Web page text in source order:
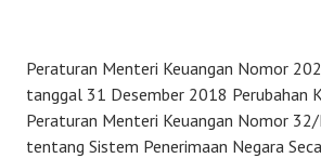
Peraturan Menteri Keuangan Nomor
tanggal 31 Desember 2018 Perubahan
Peraturan Menteri Keuangan Nomor
tentang Sistem Penerimaan Negara